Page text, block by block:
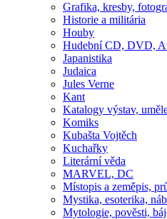
Grafika, kresby,
Historie a militária
Houby
Hudební CD, DVD,
Japanistika
Judaica
Jules Verne
Kant
Katalogy výstav,
Komiks
Kubašta Vojtěch
Kuchařky
Literární věda
MARVEL, DC
Místopis a zeměpis,
Mystika, esoterika,
Mytologie, pověsti,